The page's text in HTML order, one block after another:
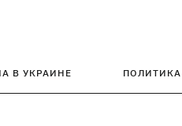
В УКРАИНЕ ПОЛИТИКА